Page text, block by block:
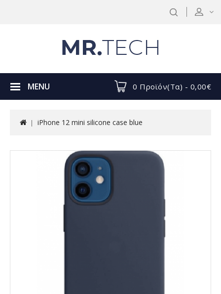
0 Προϊόν(τα) - 0,00€
MENU
iPhone 12 mini silicone case blue